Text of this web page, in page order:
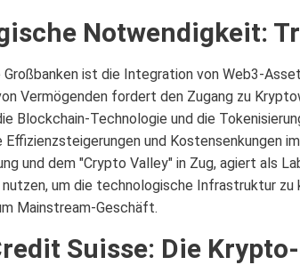
Notwendigkeit:
Großbanken ist die Integration von Web3-
Vermögenden fordert den Zugang zu
Blockchain-Technologie und die
und Kostensenkungen
und dem "Crypto Valley" in Zug, agiert als
um die technologische Infrastruktur
Mainstream-Geschäft.
Suisse: Die